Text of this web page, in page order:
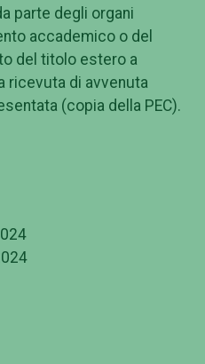
parte degli organi
accademico o del
del titolo estero a
ricevuta di avvenuta
(copia della PEC).